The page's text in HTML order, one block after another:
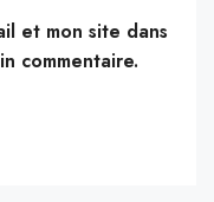
et mon site dans
commentaire.